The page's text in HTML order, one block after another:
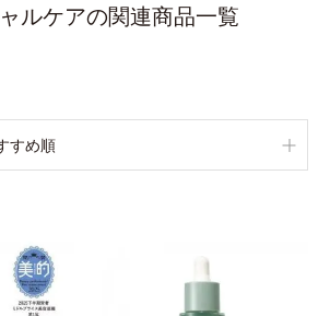
ルケアの関連商品一覧
すめ順